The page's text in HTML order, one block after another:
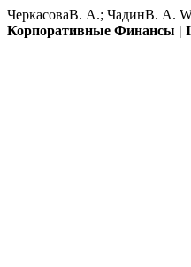
ЧеркасоваВ. А.; ЧадинВ. А.
Корпоративные Финансы |